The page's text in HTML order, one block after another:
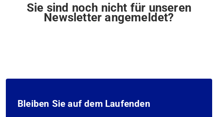
Sie sind noch nicht für unseren
Newsletter angemeldet?
Bleiben Sie auf dem Laufenden